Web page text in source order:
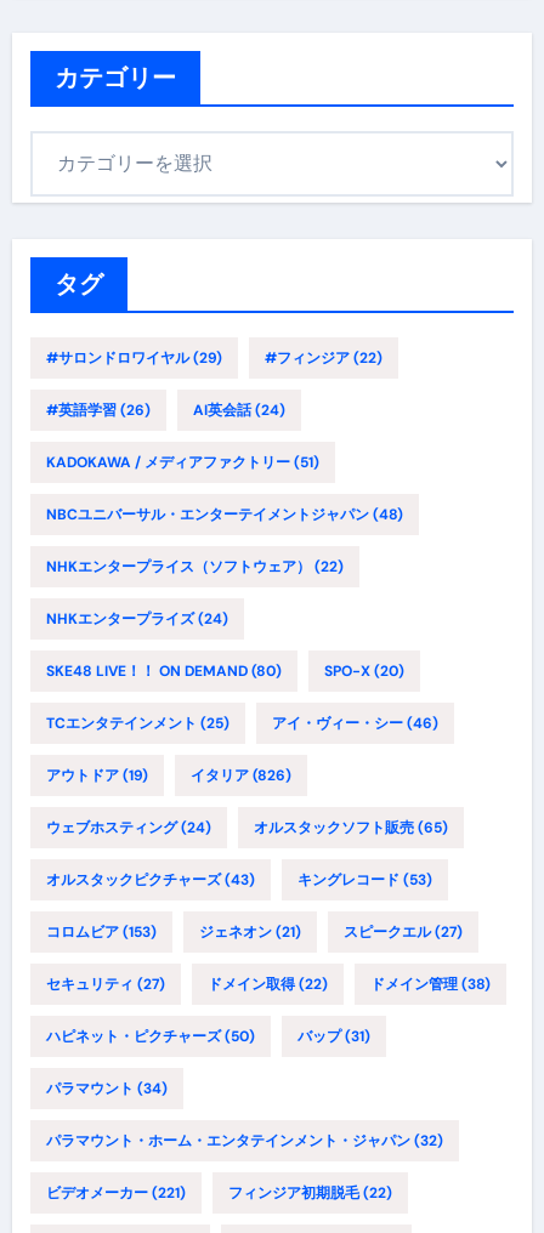
カテゴリー
タグ
#サロンドロワイヤル(29) #フィンジア(22)
#英語学習(26) AI英会話(24)
KADOKAWA / メディアファクトリー(51)
NBCユニバーサル・エンターテイメントジャパン(48)
NHKエンタープライス（ソフトウェア） (22)
NHKエンタープライズ(24)
SKE48 LIVE！！ ON DEMAND(80) SPO-X(20)
TCエンタテインメント (25) アイ・ヴィー・シー(46)
アウトドア(19) イタリア(826)
ウェブホスティング(24) オルスタックソフト販売(65)
オルスタックピクチャーズ(43) キングレコード (53)
コロムビア(153) ジェネオン(21) スピークエル(27)
セキュリティ (27) ドメイン取得(22) ドメイン管理(38)
ハピネット・ピクチャーズ(50) バップ(31)
パラマウント (34)
パラマウント・ホーム・エンタテインメント・ジャパン(32)
ビデオメーカー(221) フィンジア初期脱毛(22)